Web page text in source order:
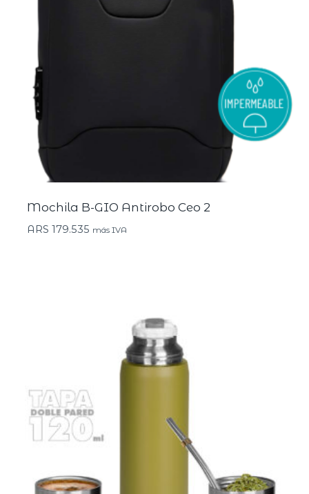
Mochila B-GIO Antirobo Ceo 2
ARS 179.535 más IVA